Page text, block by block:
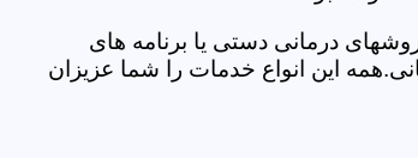
درمانی دستی یا برنامه های
این انواع خدمات را شما عزیزان